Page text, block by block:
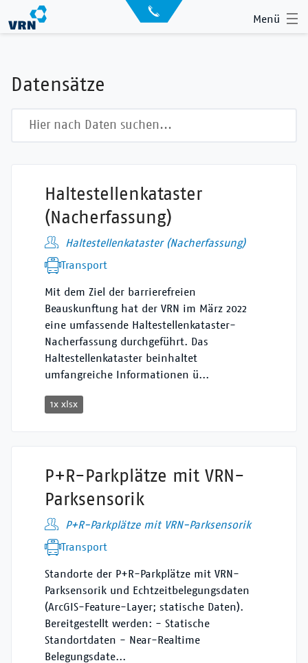
zum
Menü
News
Der VRN
Datensätze
Haltestellenkataster
(Nacherfassung)
Haltestellenkataster (Nacherfassung)
Transport
Mit dem Ziel der barrierefreien
Beauskunftung hat der VRN im März 2022
eine umfassende Haltestellenkataster-
Nacherfassung durchgeführt. Das
Haltestellenkataster beinhaltet
umfangreiche Informationen ü...
1x xlsx
P+R-Parkplätze mit VRN-
Parksensorik
P+R-Parkplätze mit VRN-Parksensorik
Transport
Standorte der P+R-Parkplätze mit VRN-
Parksensorik und Echtzeitbelegungsdaten
(ArcGIS-Feature-Layer; statische Daten).
Bereitgestellt werden: - Statische
Standortdaten - Near-Realtime
Belegungsdate...